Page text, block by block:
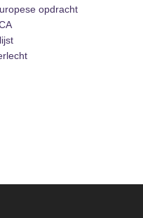
opdracht